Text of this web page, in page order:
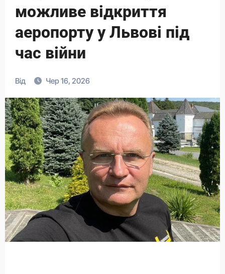
можливе відкриття
аеропорту у Львові під
час війни
Від Чер 16, 2026